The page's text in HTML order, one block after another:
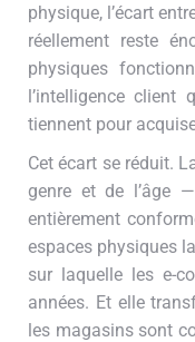
physique, l’écart
réellement reste
physiques
l’intelligence client
tiennent pour
Cet écart se réduit.
genre et de l’âge
entièrement
espaces physiques
sur laquelle les e-
années. Et elle
les magasins sont